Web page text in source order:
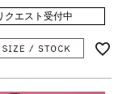
クエスト受付中